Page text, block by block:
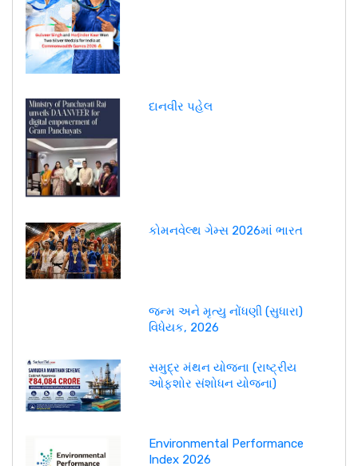
દાનવીર પહેલ
કોમનવેલ્થ ગેમ્સ 2026માં ભારત
જન્મ અને મૃત્યુ નોંધણી (સુધારા)
વિધેયક, 2026
સમુદ્ર મંથન યોજના (રાષ્ટ્રીય
ઓફશોર સંશોધન યોજના)
Environmental Performance
Index 2026